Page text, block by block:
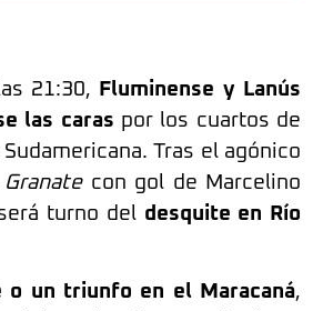
21:30,
Fluminense y Lanús
las caras por los cuartos de
Tras el agónico
Granatecon gol de Marcelino
turno del desquite en Río
o un triunfo en el Maracaná,